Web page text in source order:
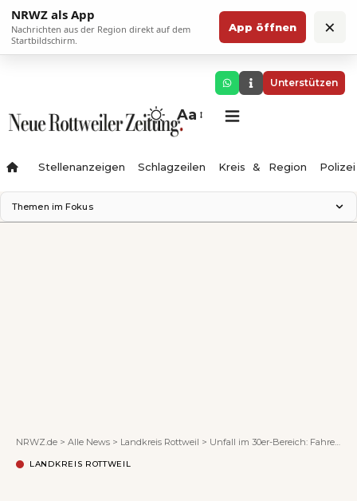
NRWZ als App
Nachrichten aus der Region direkt auf dem
Startbildschirm.
App öffnen ×
Unterstützen
Aa
Stellenanzeigen Schlagzeilen Kreis & Region Polizei
Themen im Fokus
NRWZ.de > Alle News > Landkreis Rottweil > Unfall im 30er-Bereich: Fahrer verletzt
LANDKREIS ROTTWEIL